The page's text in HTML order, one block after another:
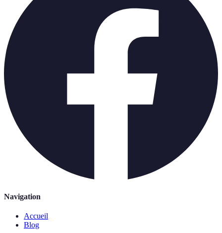
Navigation
Accueil
Blog